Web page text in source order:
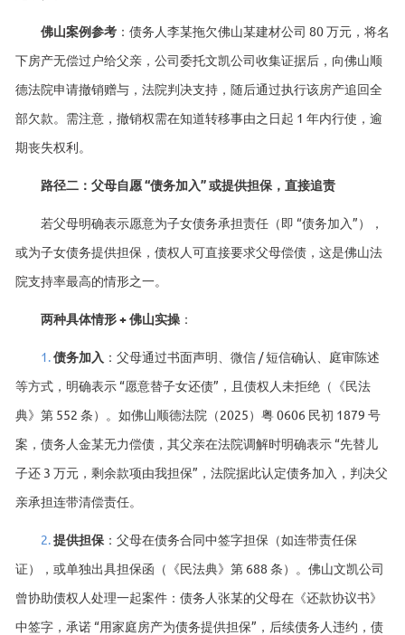
佛山案例参考 ：债务人李某拖欠佛山某建材公司 80 万元，将名
下房产无偿过户给父亲，公司委托文凯公司收集证据后，向佛山顺
德法院申请撤销赠与，法院判决支持，随后通过执行该房产追回全
部欠款。需注意，撤销权需在知道转移事由之日起 1 年内行使，逾
期丧失权利。
路径二：父母自愿 “债务加入” 或提供担保，直接追责
若父母明确表示愿意为子女债务承担责任（即 “债务加入”），
或为子女债务提供担保，债权人可直接要求父母偿债，这是佛山法
院支持率最高的情形之一。
两种具体情形 + 佛山实操 ：
1. 债务加入 ：父母通过书面声明、微信 / 短信确认、庭审陈述
等方式，明确表示 “愿意替子女还债”，且债权人未拒绝（《民法
典》第 552 条）。如佛山顺德法院（2025）粤 0606 民初 1879 号
案，债务人金某无力偿债，其父亲在法院调解时明确表示 “先替儿
子还 3 万元，剩余款项由我担保”，法院据此认定债务加入，判决父
亲承担连带清偿责任。
2. 提供担保 ：父母在债务合同中签字担保（如连带责任保
证），或单独出具担保函（《民法典》第 688 条）。佛山文凯公司
曾协助债权人处理一起案件：债务人张某的父母在《还款协议书》
中签字，承诺 “用家庭房产为债务提供担保”，后续债务人违约，债